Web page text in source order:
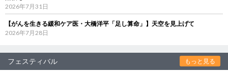
2026年7月31日
【がんを生きる緩和ケア医・大橋洋平「足し算命」】天空を見上げて
2026年7月28日
フェスティバル もっと見る